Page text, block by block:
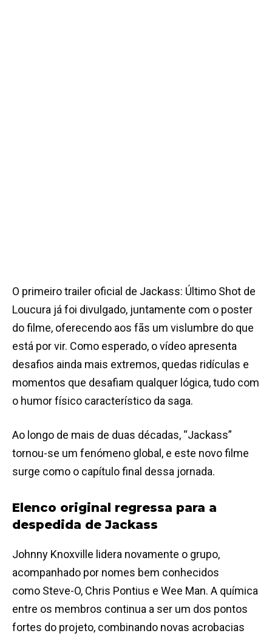
O primeiro trailer oficial de Jackass: Último Shot de
Loucura já foi divulgado, juntamente com o poster
do filme, oferecendo aos fãs um vislumbre do que
está por vir. Como esperado, o vídeo apresenta
desafios ainda mais extremos, quedas ridículas e
momentos que desafiam qualquer lógica, tudo com
o humor físico característico da saga.
Ao longo de mais de duas décadas, “Jackass”
tornou-se um fenómeno global, e este novo filme
surge como o capítulo final dessa jornada.
Elenco original regressa para a
despedida de Jackass
Johnny Knoxville lidera novamente o grupo,
acompanhado por nomes bem conhecidos
como Steve-O, Chris Pontius e Wee Man. A química
entre os membros continua a ser um dos pontos
fortes do projeto, combinando novas acrobacias